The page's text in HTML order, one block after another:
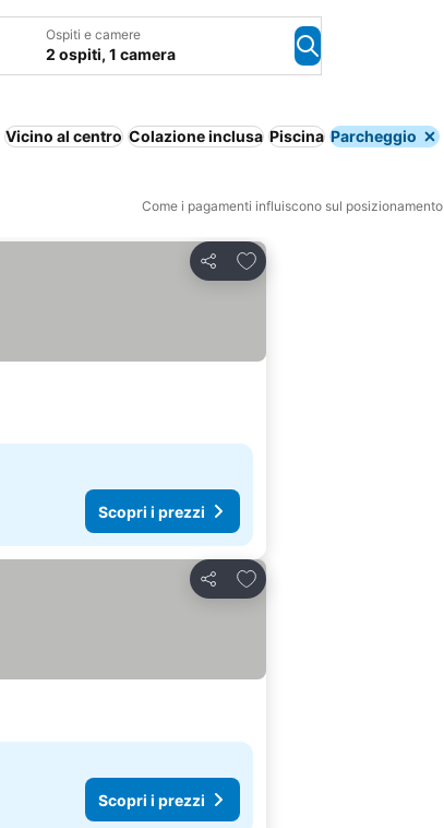
Ospiti e camere
2 ospiti, 1 camera
Vicino al centro Colazione inclusa Piscina Parcheggio
Come i pagamenti influiscono sul posizionamento
Condividi
Aggiungi ai preferiti
Scopri i prezzi
Condividi
Aggiungi ai preferiti
Scopri i prezzi